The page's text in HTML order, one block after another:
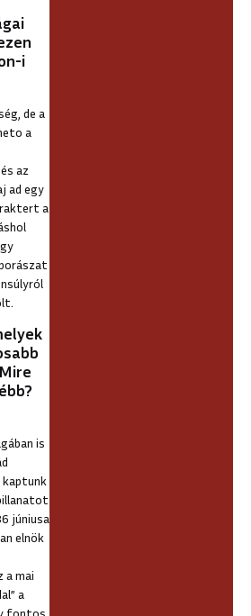
i
de a
a
az
ad egy
a
is
kaptunk
júniusa
elnök
mai
a